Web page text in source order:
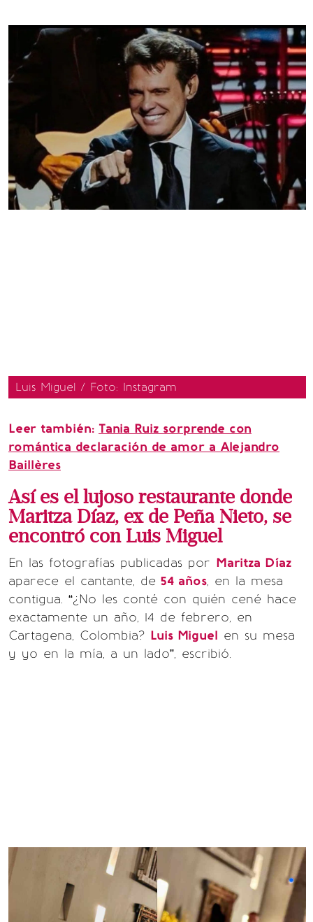
Luis Miguel / Foto: Instagram
Leer también: Tania Ruiz sorprende con
romántica declaración de amor a Alejandro
Baillères
Así es el lujoso restaurante donde
Maritza Díaz, ex de Peña Nieto, se
encontró con Luis Miguel
En las fotografías publicadas por Maritza Díaz
aparece el cantante, de 54 años, en la mesa
contigua. “¿No les conté con quién cené hace
exactamente un año, 14 de febrero, en
Cartagena, Colombia? Luis Miguel en su mesa
y yo en la mía, a un lado”, escribió.